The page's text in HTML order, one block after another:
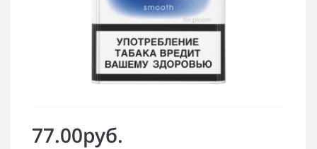
77.00руб.